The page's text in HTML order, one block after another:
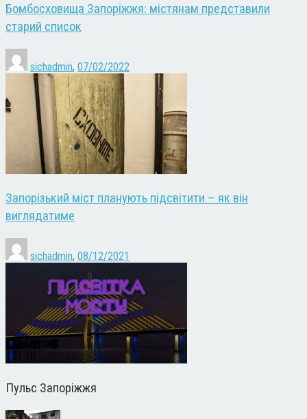
Бомбосховища Запоріжжя: містянам представили
старий список
sichadmin, 07/02/2022
Запорізький міст планують підсвітити – як він
виглядатиме
sichadmin, 08/12/2021
Пульс Запоріжжя